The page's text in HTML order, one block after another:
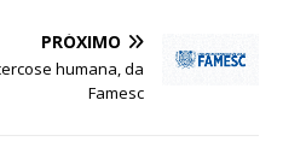
PRÓXIMO
humana, da
Famesc